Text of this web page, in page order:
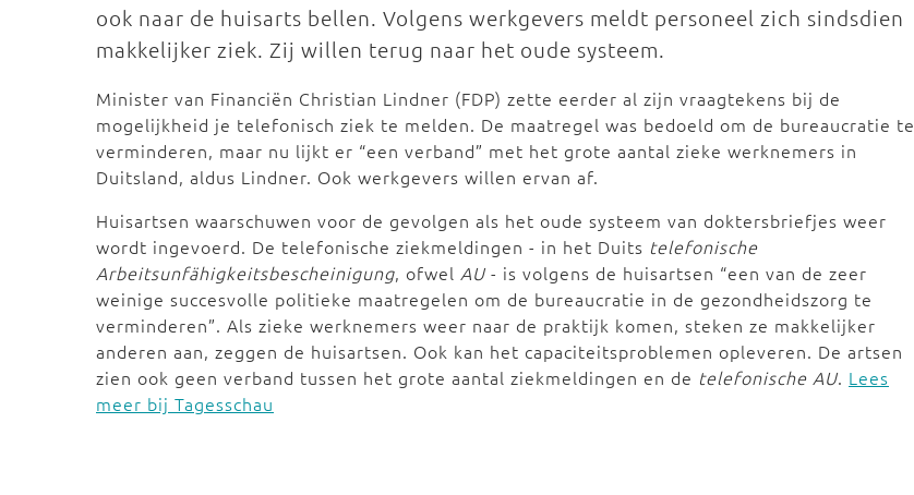
ook naar de huisarts bellen. Volgens werkgevers meldt personeel zich sindsdien
makkelijker ziek. Zij willen terug naar het oude systeem.
Minister van Financiën Christian Lindner (FDP) zette eerder al zijn vraagtekens bij de
mogelijkheid je telefonisch ziek te melden. De maatregel was bedoeld om de bureaucratie te
verminderen, maar nu lijkt er “een verband” met het grote aantal zieke werknemers in
Duitsland, aldus Lindner. Ook werkgevers willen ervan af.
Huisartsen waarschuwen voor de gevolgen als het oude systeem van doktersbriefjes weer
wordt ingevoerd. De telefonische ziekmeldingen - in het Duits telefonische
Arbeitsunfähigkeitsbescheinigung, ofwel AU- is volgens de huisartsen “een van de zeer
weinige succesvolle politieke maatregelen om de bureaucratie in de gezondheidszorg te
verminderen”. Als zieke werknemers weer naar de praktijk komen, steken ze makkelijker
anderen aan, zeggen de huisartsen. Ook kan het capaciteitsproblemen opleveren. De artsen
zien ook geen verband tussen het grote aantal ziekmeldingen en de telefonische AU. Lees
meer bij Tagesschau